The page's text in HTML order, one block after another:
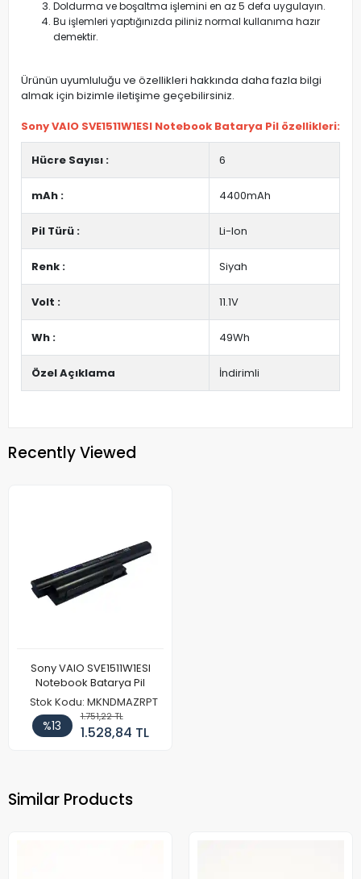
Doldurma ve boşaltma işlemini en az 5 defa uygulayın.
Bu işlemleri yaptığınızda piliniz normal kullanıma hazır
demektir.
Ürünün uyumluluğu ve özellikleri hakkında daha fazla bilgi
almak için bizimle iletişime geçebilirsiniz.
Sony VAIO SVE1511W1ESI Notebook Batarya Pil özellikleri:
Hücre Sayısı : 6
mAh : 4400mAh
Pil Türü : Li-Ion
Renk : Siyah
Volt : 11.1V
Wh : 49Wh
Özel Açıklama İndirimli
Recently Viewed
Sony VAIO SVE1511W1ESI
Notebook Batarya Pil
Stok Kodu: MKNDMAZRPT
%13
1.751,22 TL
1.528,84 TL
Similar Products